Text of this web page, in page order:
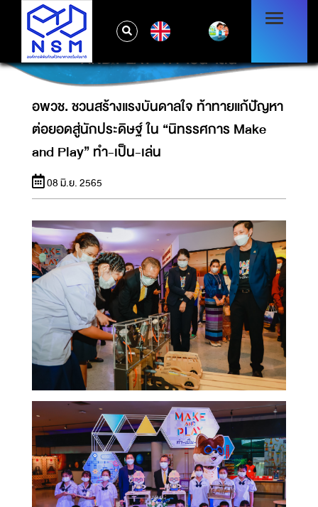
อพวช. ชวนสร้างแรงบันดาลใจ ท้าทายแก้ปัญหา
ต่อยอดสู่นักประดิษฐ์ ใน “นิทรรศการ MAKE
AND PLAY” ทำ-เป็น-เล่น
อพวช. ชวนสร้างแรงบันดาลใจ ท้าทายแก้ปัญหา
ต่อยอดสู่นักประดิษฐ์ ใน “นิทรรศการ Make
and Play” ทำ-เป็น-เล่น
08 มิ.ย. 2565